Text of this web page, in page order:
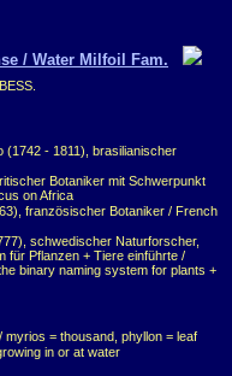
/ Water Milfoil Fam.
(1742 - 1811), brasilianischer
Botaniker mit Schwerpunkt
on Africa
französischer Botaniker / French
schwedischer Naturforscher,
für Pflanzen + Tiere einführte /
binary naming system for plants +
= thousand, phyllon = leaf
in or at water